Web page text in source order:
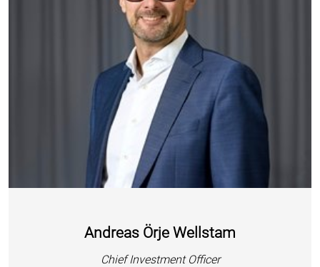
Andreas Örje Wellstam
Chief Investment Officer